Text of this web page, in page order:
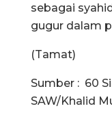
sebagai
gugur dalam
(Tamat)
Sumber : 60
SAW/Khalid